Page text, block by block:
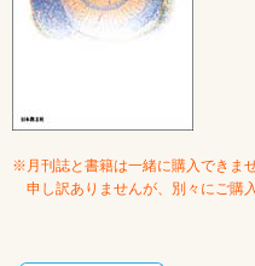
※月刊誌と書籍は一緒に購入できませ
申し訳ありませんが、別々にご購入